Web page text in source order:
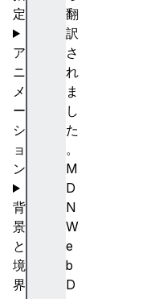
翻
訳
さ
れ
ま
し
た
。
M
D
N
W
e
b
D
定
ア
ニ
メ
ー
シ
ョ
ン
背
景
と
境
界